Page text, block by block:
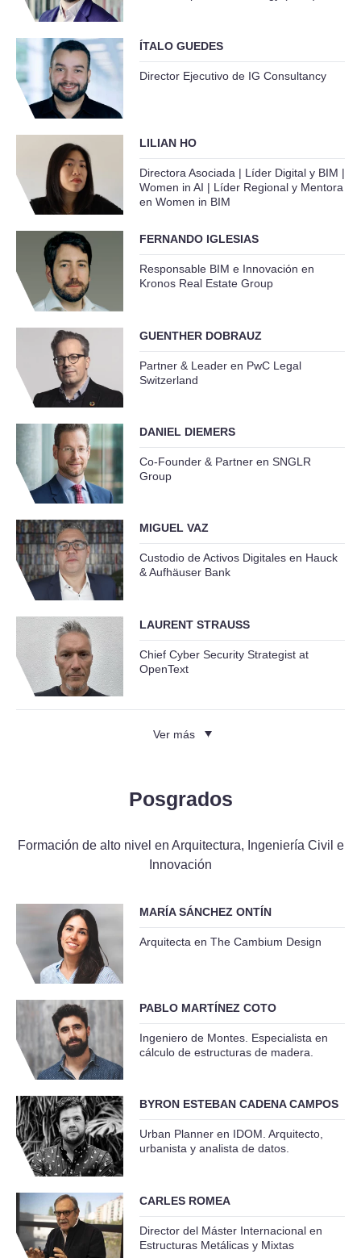
ÍTALO GUEDES
Director Ejecutivo de IG Consultancy
LILIAN HO
Directora Asociada | Líder Digital y BIM |
Women in AI | Líder Regional y Mentora
en Women in BIM
FERNANDO IGLESIAS
Responsable BIM e Innovación en
Kronos Real Estate Group
GUENTHER DOBRAUZ
Partner & Leader en PwC Legal
Switzerland
DANIEL DIEMERS
Co-Founder & Partner en SNGLR
Group
MIGUEL VAZ
Custodio de Activos Digitales en Hauck
& Aufhäuser Bank
LAURENT STRAUSS
Chief Cyber Security Strategist at
OpenText
Ver más
Posgrados
Formación de alto nivel en Arquitectura, Ingeniería Civil e
Innovación
MARÍA SÁNCHEZ ONTÍN
Arquitecta en The Cambium Design
PABLO MARTÍNEZ COTO
Ingeniero de Montes. Especialista en
cálculo de estructuras de madera.
BYRON ESTEBAN CADENA CAMPOS
Urban Planner en IDOM. Arquitecto,
urbanista y analista de datos.
CARLES ROMEA
Director del Máster Internacional en
Estructuras Metálicas y Mixtas